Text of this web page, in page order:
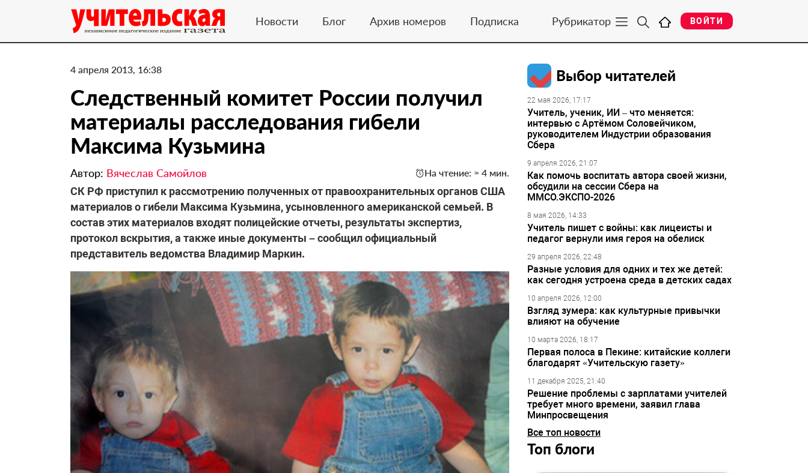
Новости Блог Архив номеров Подписка Рубрикатор ВОЙТИ
4 апреля 2013, 16:38
Следственный комитет России получил
материалы расследования гибели
Максима Кузьмина
Автор: Вячеслав Самойлов На чтение: ≈ 4 мин.
СК РФ приступил к рассмотрению полученных от правоохранительных органов США
материалов о гибели Максима Кузьмина, усыновленного американской семьей. В
состав этих материалов входят полицейские отчеты, результаты экспертиз,
протокол вскрытия, а также иные документы – сообщил официальный
представитель ведомства Владимир Маркин.
Выбор читателей
22 мая 2026, 17:17
Учитель, ученик, ИИ – что меняется:
интервью с Артёмом Соловейчиком,
руководителем Индустрии образования
Сбера
9 апреля 2026, 21:07
Как помочь воспитать автора своей жизни,
обсудили на сессии Сбера на
ММСО.ЭКСПО-2026
8 мая 2026, 14:33
Учитель пишет с войны: как лицеисты и
педагог вернули имя героя на обелиск
29 апреля 2026, 22:48
Разные условия для одних и тех же детей:
как сегодня устроена среда в детских садах
10 апреля 2026, 12:00
Взгляд зумера: как культурные привычки
влияют на обучение
10 марта 2026, 18:17
Первая полоса в Пекине: китайские коллеги
благодарят «Учительскую газету»
11 декабря 2025, 21:40
Решение проблемы с зарплатами учителей
требует много времени, заявил глава
Минпросвещения
Все топ новости
Топ блоги